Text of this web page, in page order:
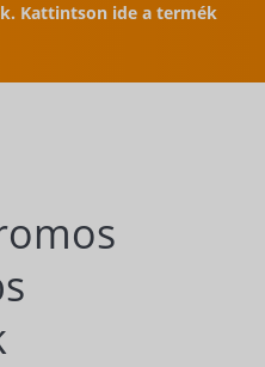
Kattintson ide a termék